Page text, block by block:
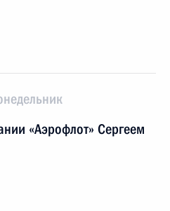
«Аэрофлот» Сергеем